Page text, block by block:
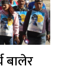
बालेर